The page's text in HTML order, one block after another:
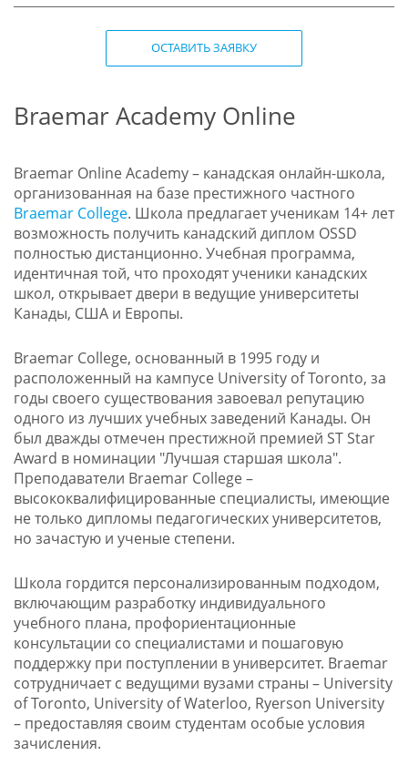
ОСТАВИТЬ ЗАЯВКУ
Braemar Academy Online
Braemar Online Academy – канадская онлайн-школа,
организованная на базе престижного частного
Braemar College. Школа предлагает ученикам 14+ лет
возможность получить канадский диплом OSSD
полностью дистанционно. Учебная программа,
идентичная той, что проходят ученики канадских
школ, открывает двери в ведущие университеты
Канады, США и Европы.
Braemar College, основанный в 1995 году и
расположенный на кампусе University of Toronto, за
годы своего существования завоевал репутацию
одного из лучших учебных заведений Канады. Он
был дважды отмечен престижной премией ST Star
Award в номинации "Лучшая старшая школа".
Преподаватели Braemar College –
высококвалифицированные специалисты, имеющие
не только дипломы педагогических университетов,
но зачастую и ученые степени.
Школа гордится персонализированным подходом,
включающим разработку индивидуального
учебного плана, профориентационные
консультации со специалистами и пошаговую
поддержку при поступлении в университет. Braemar
сотрудничает с ведущими вузами страны – University
of Toronto, University of Waterloo, Ryerson University
– предоставляя своим студентам особые условия
зачисления.